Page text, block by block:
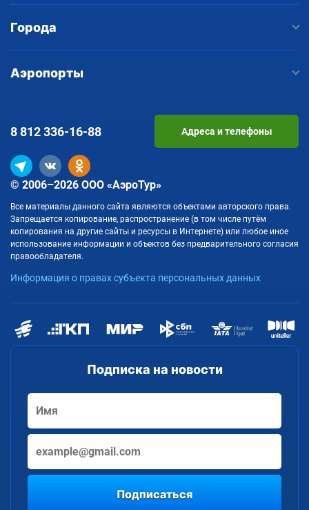
Города
Аэропорты
Подписка на новости
Подписаться
© 2006–2026 ООО «АэроТур»
Все материалы данного сайта являются объектами авторского права.
Запрещается копирование, распространение (в том числе путём
копирования на другие сайты и ресурсы в Интернете) или любое иное
использование информации и объектов без предварительного согласия
правообладателя.
Информация о правах субъекта персональных данных
8 812336-16-88 Адреса и телефоны